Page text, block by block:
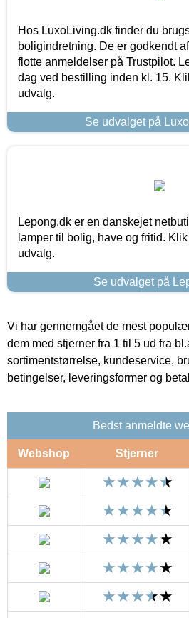
Hos LuxoLiving.dk finder du
boligindretning. De er godkendt
flotte anmeldelser på Trustpilot.
dag ved bestilling inden kl. 15.
udvalg.
Se udvalget på
Lepong.dk er en danskejet
lamper til bolig, have og fritid.
udvalg.
Se udvalget på
Vi har gennemgået de mest
dem med stjerner fra 1 til 5 ud fra
sortimentstørrelse, kundeservice,
betingelser, leveringsformer og
Bedst anmeldte
Webshop Stjerner